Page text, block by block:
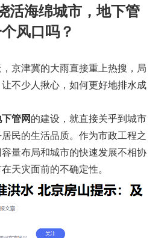
活海绵城市，地下管
风口吗？
京津冀的大雨直接重上热搜，局
不少人揪心，如何更好地排水成
管网的建设，就直接关乎到城市
民的生活品质。作为市政工程之
量布局和城市的快速发展不相协
天灾面前的不确定性。